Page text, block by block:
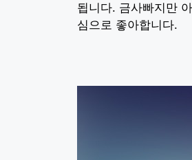
됩니다. 금사빠지만
심으로 좋아합니다.